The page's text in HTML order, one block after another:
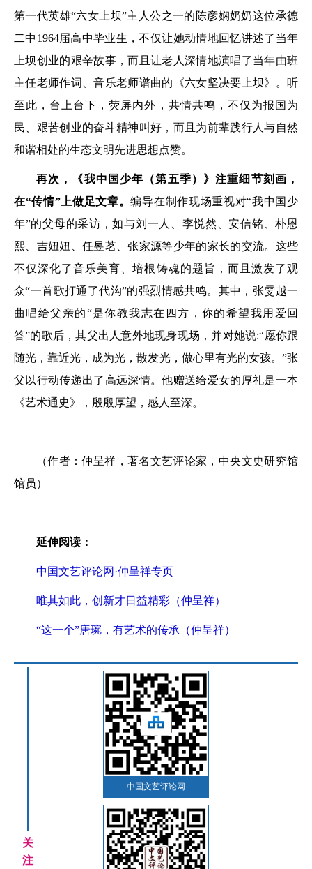
第一代英雄“六女上坝”主人公之一的陈彦娴奶奶这位承德
二中1964届高中毕业生，不仅让她动情地回忆讲述了当年
上坝创业的艰辛故事，而且让老人深情地演唱了当年由班
主任老师作词、音乐老师谱曲的《六女坚决要上坝》。听
至此，台上台下，荧屏内外，共情共鸣，不仅为报国为
民、艰苦创业的奋斗精神叫好，而且为前辈践行人与自然
和谐相处的生态文明先进思想点赞。
再次，《我中国少年（第五季）》注重细节刻画，
在“传情”上做足文章。编导在制作现场重视对“我中国少
年”的父母的采访，如与刘一人、李悦然、安信铭、朴恩
熙、吉妞妞、任昱茗、张家源等少年的家长的交流。这些
不仅深化了音乐美育、培根铸魂的题旨，而且激发了观
众“一首歌打通了代沟”的强烈情感共鸣。其中，张雯越一
曲唱给父亲的“是你教我志在四方，你的希望我用爱回
答”的歌后，其父出人意外地现身现场，并对她说:“愿你跟
随光，靠近光，成为光，散发光，做心里有光的女孩。”张
父以行动传递出了高远深情。他赠送给爱女的厚礼是一本
《艺术通史》，殷殷厚望，感人至深。
（作者：仲呈祥，著名文艺评论家，中央文史研究馆
馆员）
延伸阅读：
中国文艺评论网·仲呈祥专页
唯其如此，创新才日益精彩（仲呈祥）
“这一个”唐琬，有艺术的传承（仲呈祥）
关
注
中国文艺评论网